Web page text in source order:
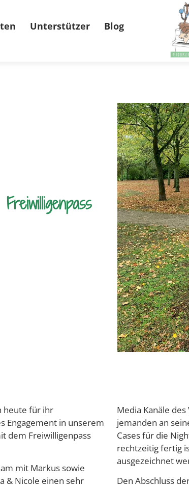
Unterstützer Blog
heute für ihr
Engagement in unserem
dem Freiwilligenpass
mit Markus sowie
& Nicole einen sehr
Media Kanäle
jemanden an
Cases für die
rechtzeitig fertig
ausgezeichnet
Den Abschluss